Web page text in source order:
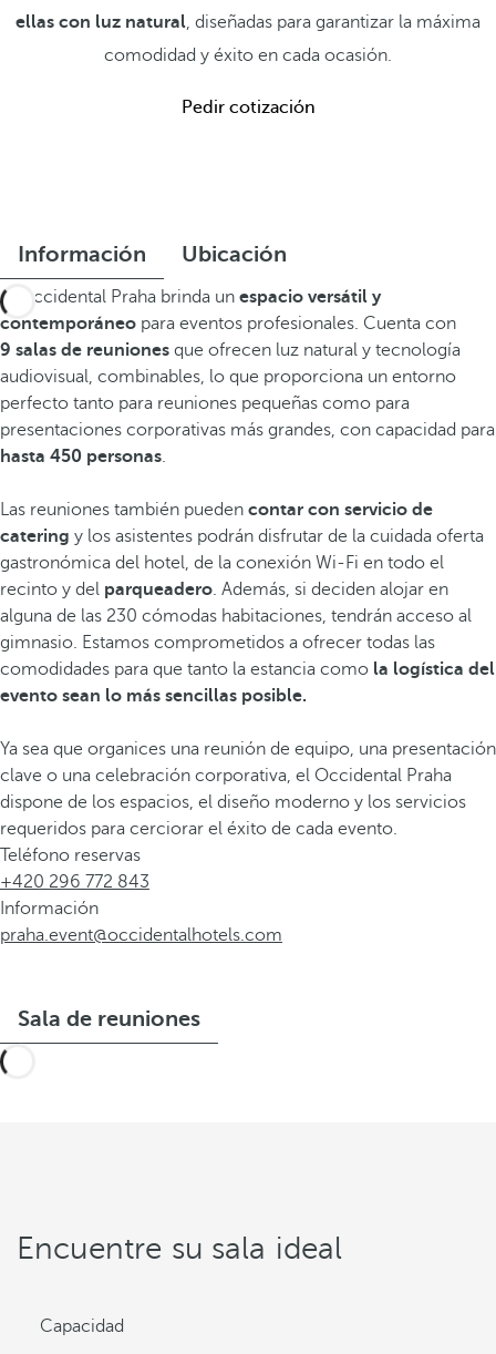
ellas con luz natural, diseñadas para garantizar la máxima
comodidad y éxito en cada ocasión.
Pedir cotización
Información Ubicación
El Occidental Praha brinda un espacio versátil y
contemporáneo para eventos profesionales. Cuenta con
9 salas de reuniones que ofrecen luz natural y tecnología
audiovisual, combinables, lo que proporciona un entorno
perfecto tanto para reuniones pequeñas como para
presentaciones corporativas más grandes, con capacidad para
hasta 450 personas.
Las reuniones también pueden contar con servicio de
catering y los asistentes podrán disfrutar de la cuidada oferta
gastronómica del hotel, de la conexión Wi‑Fi en todo el
recinto y del parqueadero. Además, si deciden alojar en
alguna de las 230 cómodas habitaciones, tendrán acceso al
gimnasio. Estamos comprometidos a ofrecer todas las
comodidades para que tanto la estancia como la logística del
evento sean lo más sencillas posible.
Ya sea que organices una reunión de equipo, una presentación
clave o una celebración corporativa, el Occidental Praha
dispone de los espacios, el diseño moderno y los servicios
requeridos para cerciorar el éxito de cada evento.
Teléfono reservas
+420 296 772 843
Información
praha.event@occidentalhotels.com
Sala de reuniones
Encuentre su sala ideal
Capacidad